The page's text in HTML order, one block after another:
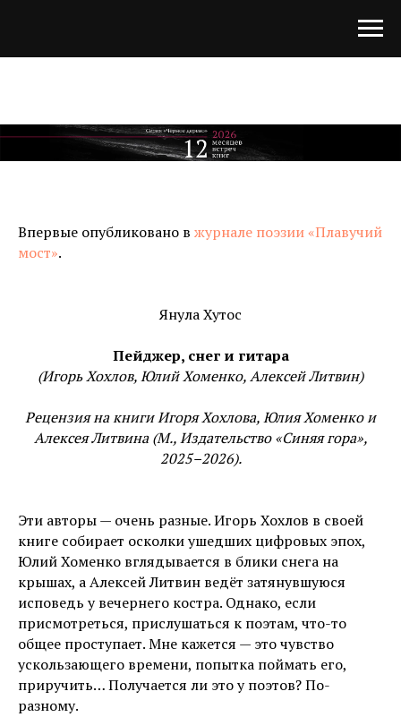
Впервые опубликовано в журнале поэзии «Плавучий
мост».
Янула Хутос
Пейджер, снег и гитара
(Игорь Хохлов, Юлий Хоменко, Алексей Литвин)
Рецензия на книги Игоря Хохлова, Юлия Хоменко и
Алексея Литвина (М., Издательство «Синяя гора»,
2025–2026).
Эти авторы — очень разные. Игорь Хохлов в своей
книге собирает осколки ушедших цифровых эпох,
Юлий Хоменко вглядывается в блики снега на
крышах, а Алексей Литвин ведёт затянувшуюся
исповедь у вечернего костра. Однако, если
присмотреться, прислушаться к поэтам, что-то
общее проступает. Мне кажется — это чувство
ускользающего времени, попытка поймать его,
приручить… Получается ли это у поэтов? По-
разному.